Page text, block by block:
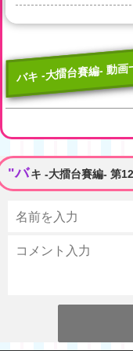
バキ -大擂台賽編- 動
"バキ -大擂台賽編- 第